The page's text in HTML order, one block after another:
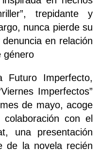
trepidante y
nunca pierde su
en relación
género
Futuro Imperfecto,
Imperfectos”
de mayo, acoge
con el
una presentación
de la novela recién